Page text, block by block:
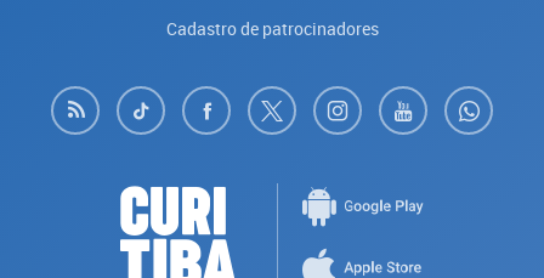
Cadastro de patrocinadores